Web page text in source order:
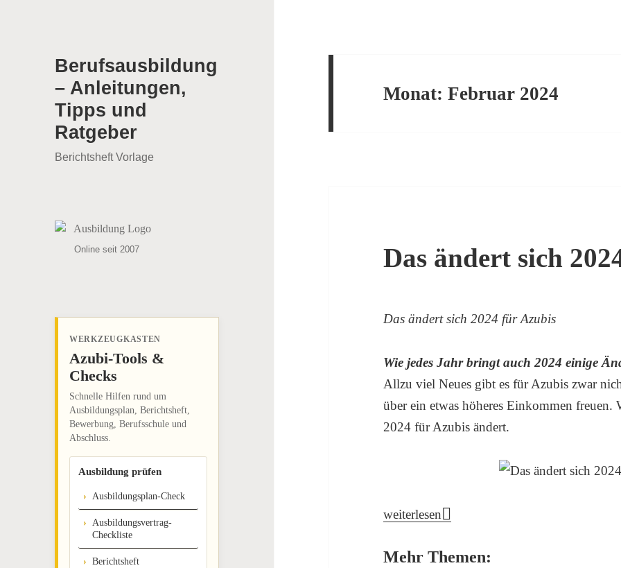
Berufsausbildung
– Anleitungen,
Tipps und
Ratgeber
Berichtsheft Vorlage
Online seit 2007
WERKZEUGKASTEN
Azubi-Tools &
Checks
Schnelle Hilfen rund um
Ausbildungsplan, Berichtsheft,
Bewerbung, Berufsschule und
Abschluss.
Ausbildung prüfen
Ausbildungsplan-Check
Ausbildungsvertrag-
Checkliste
Berichtsheft
Monat:Februar 2024
Das ändert sich
Das ändert sich 2024 für Azubis
Wie jedes Jahr bringt auch 2024 einige
Allzu viel Neues gibt es für Azubis zwar
über ein etwas höheres Einkommen freuen.
2024 für Azubis ändert.
Das ändert sich 2024 für Azubis
weiterlesen
Mehr Themen: